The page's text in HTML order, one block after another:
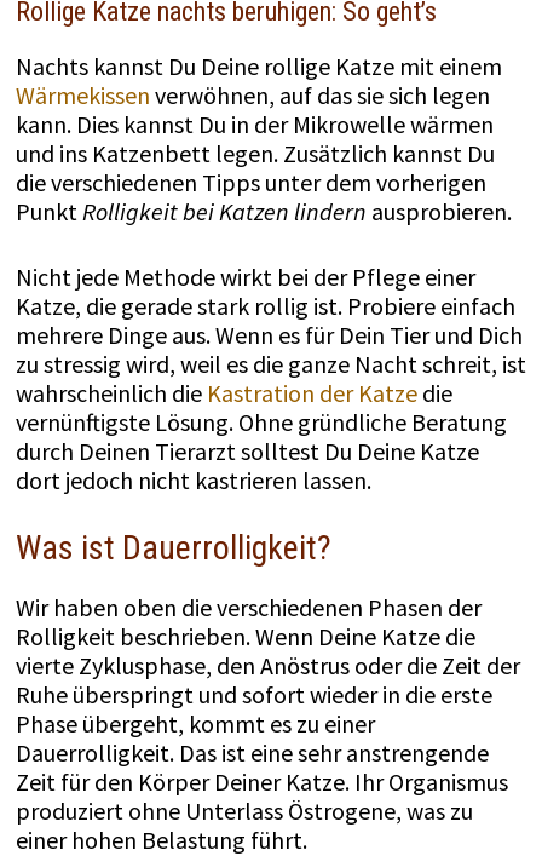
Rollige Katze nachts beruhigen: So geht’s
Nachts kannst Du Deine rollige Katze mit einem
Wärmekissen verwöhnen, auf das sie sich legen
kann. Dies kannst Du in der Mikrowelle wärmen
und ins Katzenbett legen. Zusätzlich kannst Du
die verschiedenen Tipps unter dem vorherigen
Punkt Rolligkeit bei Katzen lindern ausprobieren.
Nicht jede Methode wirkt bei der Pflege einer
Katze, die gerade stark rollig ist. Probiere einfach
mehrere Dinge aus. Wenn es für Dein Tier und Dich
zu stressig wird, weil es die ganze Nacht schreit, ist
wahrscheinlich die Kastration der Katzedie
vernünftigste Lösung. Ohne gründliche Beratung
durch Deinen Tierarzt solltest Du Deine Katze
dort jedoch nicht kastrieren lassen.
Was ist Dauerrolligkeit?
Wir haben oben die verschiedenen Phasen der
Rolligkeit beschrieben. Wenn Deine Katze die
vierte Zyklusphase, den Anöstrus oder die Zeit der
Ruhe überspringt und sofort wieder in die erste
Phase übergeht, kommt es zu einer
Dauerrolligkeit. Das ist eine sehr anstrengende
Zeit für den Körper Deiner Katze. Ihr Organismus
produziert ohne Unterlass Östrogene, was zu
einer hohen Belastung führt.